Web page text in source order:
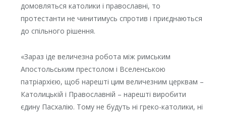
домовляться католики і православні, то
протестанти не чинитимусь спротив і приєднаються
до спільного рішення.
«Зараз іде величезна робота між римським
Апостольським престолом і Вселенською
патріархією, щоб нарешті цим величезним церквам –
Католицькій і Православній – нарешті виробити
єдину Пасхалію. Тому не будуть ні греко-католики, ні